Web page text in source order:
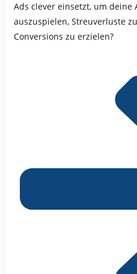
Ads clever einsetzt, um deine
auszuspielen, Streuverluste
Conversions zu erzielen?